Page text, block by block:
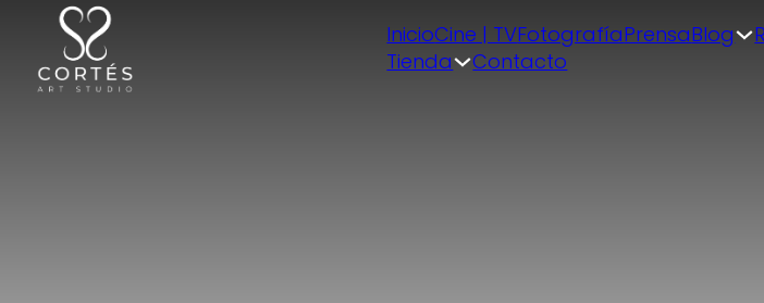
InicioCine | TVFotografíaPrensaBlog
Tienda
Contacto